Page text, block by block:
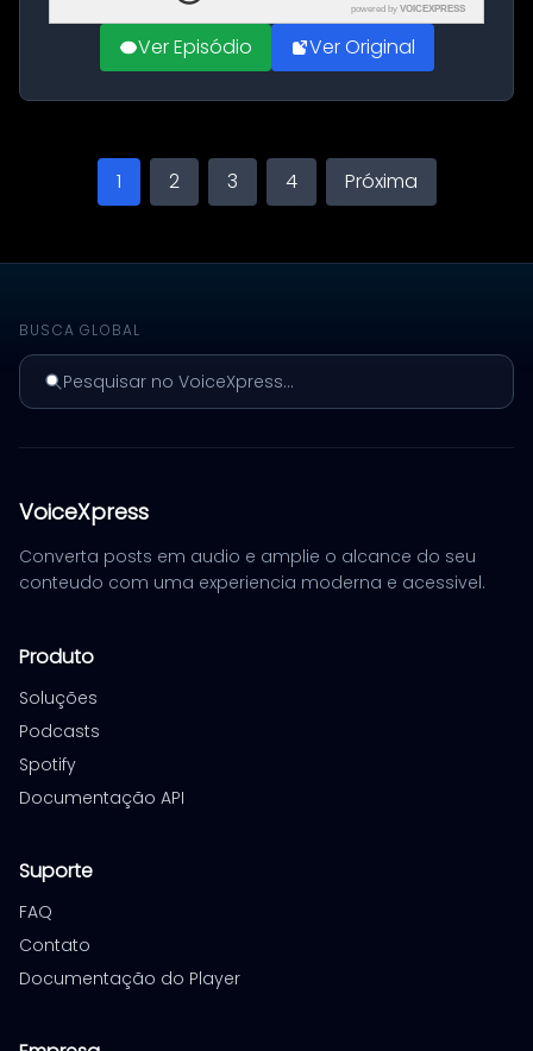
powered by VOICEXPRESS
Ver Episódio Ver Original
1 2 3 4 Próxima
BUSCA GLOBAL
Pesquisar no VoiceXpress...
VoiceXpress
Converta posts em audio e amplie o alcance do seu
conteudo com uma experiencia moderna e acessivel.
Produto
Soluções
Podcasts
Spotify
Documentação API
Suporte
FAQ
Contato
Documentação do Player